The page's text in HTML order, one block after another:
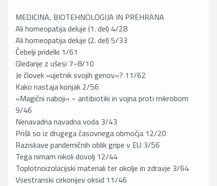
MEDICINA, BIOTEHNOLOGIJA IN PREHRANA
Ali homeopatija deluje (1. del) 4/28
Ali homeopatija deluje (2. del) 5/33
Čebelji pridelki 1/61
Gledanje z ušesi 7−8/10
Je človek »ujetnik svojih genov«? 11/62
Kako nastaja konjak 2/56
»Magični naboji« − antibiotiki in vojna proti mikrobom
9/46
Nenavadna navadna voda 3/43
Prišli so iz drugega časovnega območja 12/20
Raziskave pandemičnih oblik gripe v EU 3/56
Tega nimam nikoli dovolj 12/44
Toplotnoizolacijski materiali ter okolje in zdravje 3/64
Vsestranski cirkonijev oksid 11/46